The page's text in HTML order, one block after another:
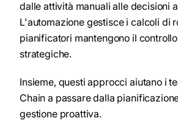
dalle attività manuali alle decisioni
L'automazione gestisce i calcoli di
pianificatori mantengono il
strategiche.
Insieme, questi approcci aiutano i
Chain a passare dalla
gestione proattiva.